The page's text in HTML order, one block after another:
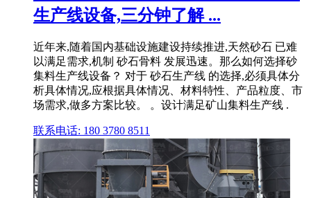
生产线设备,三分钟了解 ...
近年来,随着国内基础设施建设持续推进,天然砂石 已难
以满足需求,机制 砂石骨料 发展迅速。那么如何选择砂
集料生产线设备？ 对于 砂石生产线 的选择,必须具体分
析具体情况,应根据具体情况、材料特性、产品粒度、市
场需求,做多方案比较。 。设计满足矿山集料生产线 .
联系电话: 180 3780 8511